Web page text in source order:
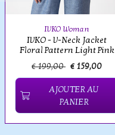
IVKO Woman
IVKO - V-Neck Jacket
Floral Pattern Light Pink
€ 199,00 € 159,00
AJOUTER AU
PANIER